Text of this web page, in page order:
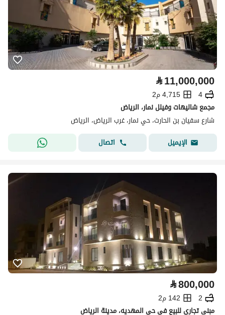
⃁11,000,000
4
4,715 م2
مجمع شاليهات وفيلل نمار، الرياض
شارع سفيان بن الحارث، حي نمار، غرب الرياض، الرياض
الإيميل
اتصال
⃁800,000
2
142 م2
مبنى تجاري للبيع في حي المهديه، مدينة الرياض